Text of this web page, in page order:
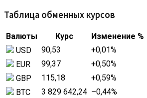
Таблица обменных курсов
Валюты Курс
Изменение %
USD
90,53 +0,01%
EUR
99,37 +0,50%
GBP
115,18 +0,59%
BTC
3 829 642,24 –0,44%